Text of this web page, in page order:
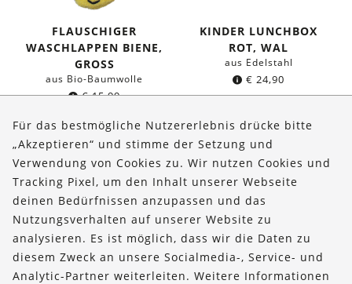
FLAUSCHIGER
WASCHLAPPEN BIENE,
GROSS
aus Bio-Baumwolle
€15,99
KINDER LUNCHBOX
ROT, WAL
aus Edelstahl
€ 24,90
Über uns
Bestellungen
Kontakt & Hilfe
FOLLOW US
Für das bestmögliche Nutzererlebnis drücke bitte
„Akzeptieren“ und stimme der Setzung und
Verwendung von Cookies zu. Wir nutzen Cookies und
Tracking Pixel, um den Inhalt unserer Webseite
deinen Bedürfnissen anzupassen und das
Nutzungsverhalten auf unserer Website zu
analysieren. Es ist möglich, dass wir die Daten zu
diesem Zweck an unsere Socialmedia-, Service- und
Analytic-Partner weiterleiten. Weitere Informationen